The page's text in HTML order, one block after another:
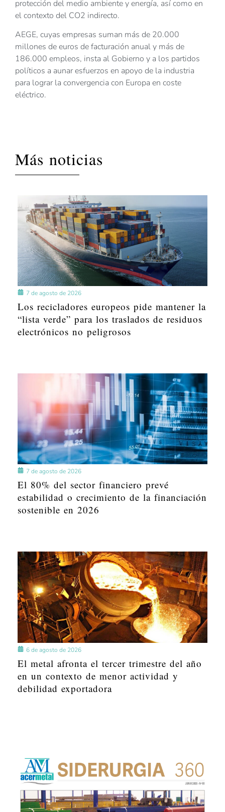
protección del medio ambiente y energía, así como en
el contexto del CO2 indirecto.
AEGE, cuyas empresas suman más de 20.000
millones de euros de facturación anual y más de
186.000 empleos, insta al Gobierno y a los partidos
políticos a aunar esfuerzos en apoyo de la industria
para lograr la convergencia con Europa en coste
eléctrico.
Más noticias
7 de agosto de 2026
Los recicladores europeos pide mantener la
“lista verde” para los traslados de residuos
electrónicos no peligrosos
7 de agosto de 2026
El 80% del sector financiero prevé
estabilidad o crecimiento de la financiación
sostenible en 2026
6 de agosto de 2026
El metal afronta el tercer trimestre del año
en un contexto de menor actividad y
debilidad exportadora